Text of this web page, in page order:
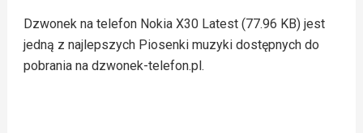
Dzwonek na telefon Nokia X30 Latest (77.96 KB) jest
jedną z najlepszych Piosenki muzyki dostępnych do
pobrania na dzwonek-telefon.pl.